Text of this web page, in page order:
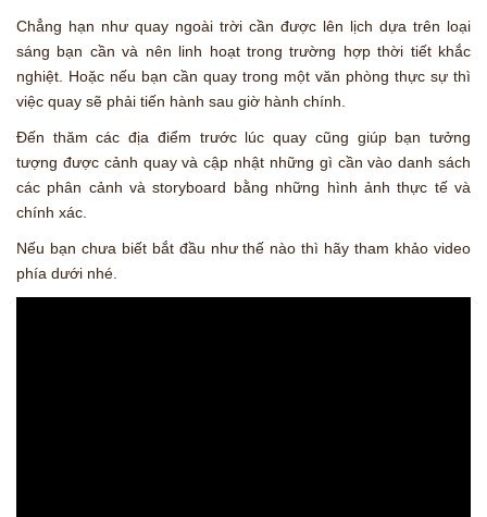
Chẳng hạn như quay ngoài trời cần được lên lịch dựa trên loại
sáng bạn cần và nên linh hoạt trong trường hợp thời tiết khắc
nghiệt. Hoặc nếu bạn cần quay trong một văn phòng thực sự thì
việc quay sẽ phải tiến hành sau giờ hành chính.
Đến thăm các địa điểm trước lúc quay cũng giúp bạn tưởng
tượng được cảnh quay và cập nhật những gì cần vào danh sách
các phân cảnh và storyboard bằng những hình ảnh thực tế và
chính xác.
Nếu bạn chưa biết bắt đầu như thế nào thì hãy tham khảo video
phía dưới nhé.